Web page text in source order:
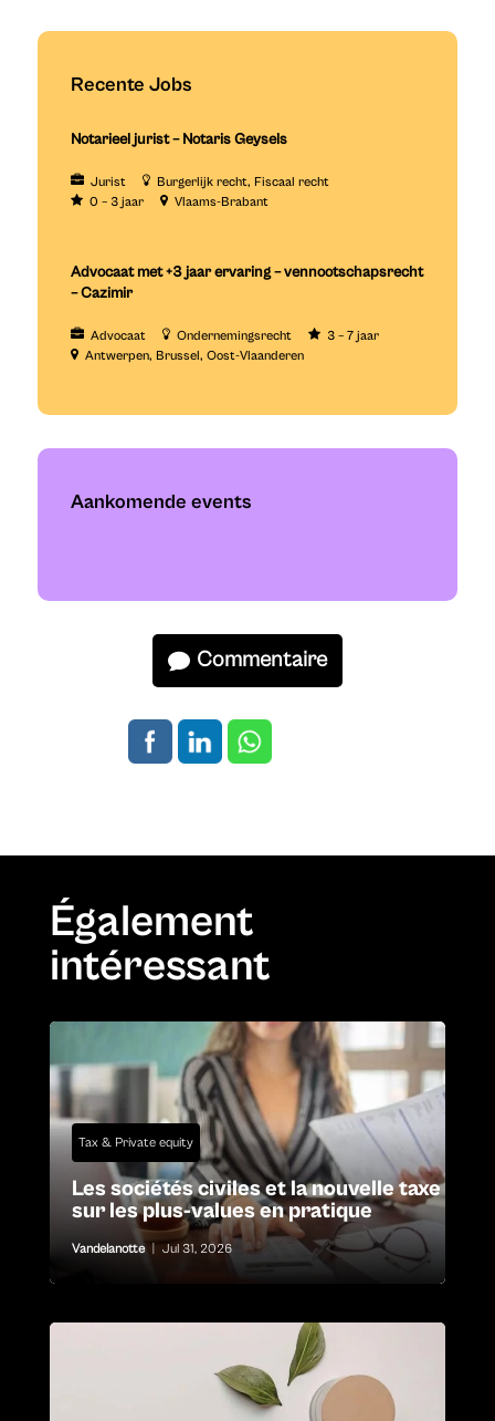
Recente Jobs
Notarieel jurist – Notaris Geysels
Jurist Burgerlijk recht Fiscaal recht
0 – 3 jaar
Vlaams-Brabant
Advocaat met +3 jaar ervaring – vennootschapsrecht
– Cazimir
Advocaat Ondernemingsrecht
3 – 7 jaar
Antwerpen Brussel Oost-Vlaanderen
Aankomende events
Commentaire
Également
intéressant
Tax & Private equity
Les sociétés civiles et la nouvelle taxe
sur les plus-values en pratique
Vandelanotte Jul 31, 2026